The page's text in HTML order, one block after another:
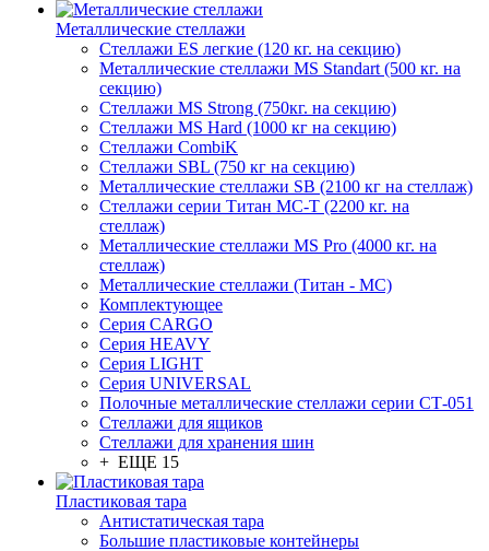
Металлические стеллажи
Стеллажи ES легкие (120 кг. на секцию)
Металлические стеллажи MS Standart (500 кг. на
секцию)
Стеллажи MS Strong (750кг. на секцию)
Стеллажи MS Hard (1000 кг на секцию)
Стеллажи CombiK
Стеллажи SBL (750 кг на секцию)
Металлические стеллажи SB (2100 кг на стеллаж)
Стеллажи серии Титан МС-Т (2200 кг. на
стеллаж)
Металлические стеллажи MS Pro (4000 кг. на
стеллаж)
Металлические стеллажи (Титан - МС)
Комплектующее
Серия CARGO
Серия HEAVY
Серия LIGHT
Серия UNIVERSAL
Полочные металлические стеллажи серии СТ-051
Стеллажи для ящиков
Стеллажи для хранения шин
+ ЕЩЕ 15
Пластиковая тара
Антистатическая тара
Большие пластиковые контейнеры